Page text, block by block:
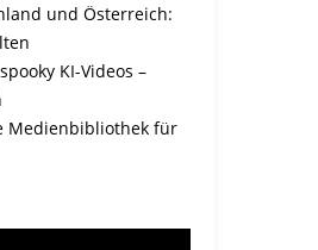
und Österreich:
KI-Videos –
Medienbibliothek für